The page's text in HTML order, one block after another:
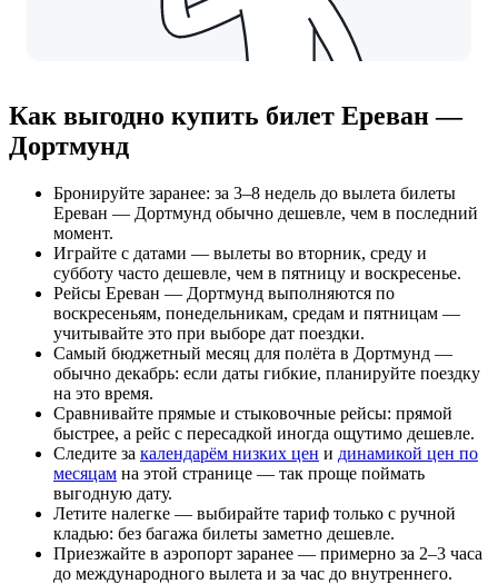
Как выгодно купить билет Ереван —
Дортмунд
Бронируйте заранее: за 3–8 недель до вылета билеты
Ереван — Дортмунд обычно дешевле, чем в последний
момент.
Играйте с датами — вылеты во вторник, среду и
субботу часто дешевле, чем в пятницу и воскресенье.
Рейсы Ереван — Дортмунд выполняются по
воскресеньям, понедельникам, средам и пятницам —
учитывайте это при выборе дат поездки.
Самый бюджетный месяц для полёта в Дортмунд —
обычно декабрь: если даты гибкие, планируйте поездку
на это время.
Сравнивайте прямые и стыковочные рейсы: прямой
быстрее, а рейс с пересадкой иногда ощутимо дешевле.
Следите за календарём низких цен и динамикой цен по
месяцам на этой странице — так проще поймать
выгодную дату.
Летите налегке — выбирайте тариф только с ручной
кладью: без багажа билеты заметно дешевле.
Приезжайте в аэропорт заранее — примерно за 2–3 часа
до международного вылета и за час до внутреннего.